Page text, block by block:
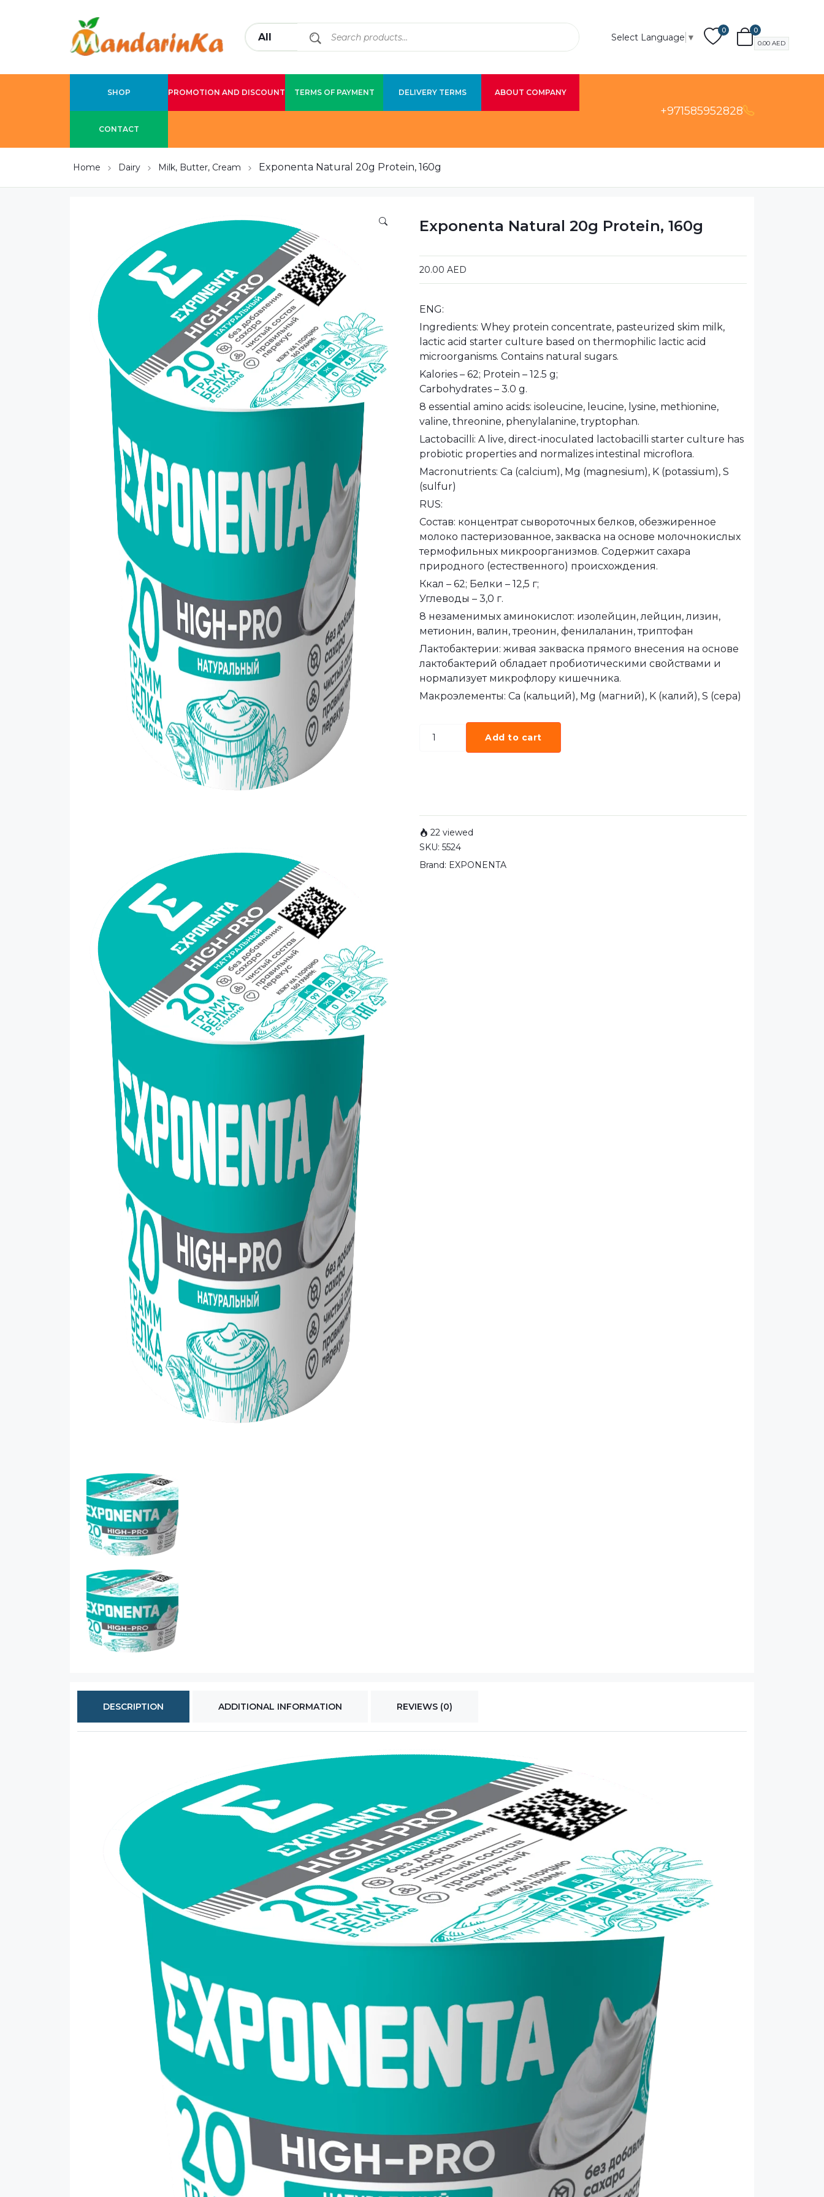
Select Language ▼
0 0
0.00 AED
SHOP PROMOTION AND DISCOUNT TERMS OF PAYMENT DELIVERY TERMS ABOUT COMPANY
CONTACT
+971585952828
Home Dairy Milk, Butter, Cream Exponenta Natural 20g Protein, 160g
Exponenta Natural 20g Protein, 160g
20.00 AED
ENG:
Ingredients: Whey protein concentrate, pasteurized skim milk,
lactic acid starter culture based on thermophilic lactic acid
microorganisms. Contains natural sugars.
Kalories – 62; Protein – 12.5 g;
Carbohydrates – 3.0 g.
8 essential amino acids: isoleucine, leucine, lysine, methionine,
valine, threonine, phenylalanine, tryptophan.
Lactobacilli: A live, direct-inoculated lactobacilli starter culture has
probiotic properties and normalizes intestinal microflora.
Macronutrients: Ca (calcium), Mg (magnesium), K (potassium), S
(sulfur)
RUS:
Состав: концентрат сывороточных белков, обезжиренное
молоко пастеризованное, закваска на основе молочнокислых
термофильных микроорганизмов. Содержит сахара
природного (естественного) происхождения.
Ккал – 62; Белки – 12,5 г;
Углеводы – 3,0 г.
8 незаменимых аминокислот: изолейцин, лейцин, лизин,
метионин, валин, треонин, фенилаланин, триптофан
Лактобактерии: живая закваска прямого внесения на основе
лактобактерий обладает пробиотическими свойствами и
нормализует микрофлору кишечника.
Макроэлементы: Ca (кальций), Mg (магний), K (калий), S (сера)
Add to cart
22 viewed
SKU: 5524
Brand: EXPONENTA
DESCRIPTION ADDITIONAL INFORMATION REVIEWS (0)